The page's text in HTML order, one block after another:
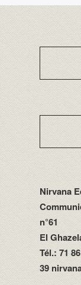
Nirvana
n°61
El
Tél.: 71
39